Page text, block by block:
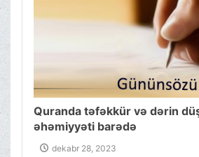
Quranda təfəkkür və dərin
əhəmiyyəti barədə
dekabr 28, 2023